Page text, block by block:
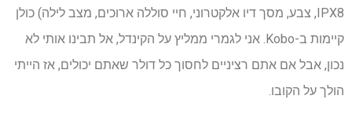
IPX8, צבע, מסך דיו אלקטרוני, חיי סוללה ארוכים, מצב לילה) כולן
קיימות ב-Kobo. אני לגמרי ממליץ על הקינדל, אל תבינו אותי לא
נכון, אבל אם אתם רציניים לחסוך כל דולר שאתם יכולים, אז הייתי
הולך על הקובו.